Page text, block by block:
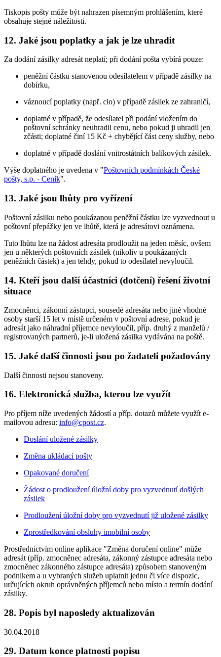
Tiskopis pošty může být nahrazen písemným prohlášením, které
obsahuje stejné náležitosti.
12. Jaké jsou poplatky a jak je lze uhradit
Za dodání zásilky adresát neplatí; při dodání pošta vybírá pouze:
peněžní částku stanovenou odesílatelem v případě zásilky na
dobírku,
váznoucí poplatky (např. clo) v případě zásilek ze zahraničí,
doplatné v případě, že odesílatel při podání vložením do
poštovní schránky neuhradil cenu, nebo pokud ji uhradil jen
zčásti; doplatné činí 15 Kč + chybějící část ceny služby, nebo
doplatné v případě doslání vnitrostátních balíkových zásilek.
Výše doplatného je uvedena v "Poštovních podmínkách České
pošty, s.p. - Ceník".
13. Jaké jsou lhůty pro vyřízení
Poštovní zásilku nebo poukázanou peněžní částku lze vyzvednout u
poštovní přepážky jen ve lhůtě, která je adresátovi oznámena.
Tuto lhůtu lze na žádost adresáta prodloužit na jeden měsíc, ovšem
jen u některých poštovních zásilek (nikoliv u poukázaných
peněžních částek) a jen tehdy, pokud to odesílatel nevyloučil.
14. Kteří jsou další účastníci (dotčení) řešení životní
situace
Zmocněnci, zákonní zástupci, sousedé adresáta nebo jiné vhodné
osoby starší 15 let v místě určeném v poštovní adrese, pokud je
adresát jako náhradní příjemce nevyloučil, příp. druhý z manželů /
registrovaných partnerů, je-li uložená zásilka vydávána na poště.
15. Jaké další činnosti jsou po žadateli požadovány
Další činnosti nejsou stanoveny.
16. Elektronická služba, kterou lze využít
Pro příjem níže uvedených žádostí a příp. dotazů můžete využít e-
mailovou adresu: info@cpost.cz.
Doslání uložené zásilky
Změna ukládací pošty
Opakované doručení
Žádost o prodloužení úložní doby pro vyzvednutí došlých
zásilek
Prodloužení úložní doby pro vyzvednutí již uložené zásilky
Zprostředkování obsluhy imobilní osoby
Prostřednictvím online aplikace "Změna doručení online" může
adresát (příp. zmocněnec adresáta, zákonný zástupce adresáta nebo
zmocněnec zákonného zástupce adresáta) způsobem stanoveným
podnikem a u vybraných služeb uplatnit jednu či více dispozic,
určujících okruh oprávněných příjemců nebo místo a termín dodání
zásilky.
28. Popis byl naposledy aktualizován
30.04.2018
29. Datum konce platnosti popisu